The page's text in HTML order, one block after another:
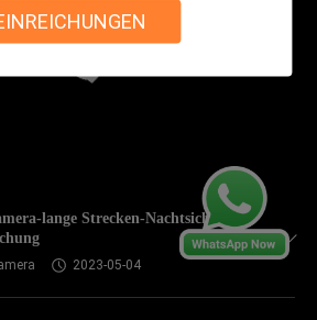
lange Strecken-Nachtsicht-
2023-05-04